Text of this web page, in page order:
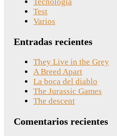
Test
Varios
Entradas recientes
They Live in the Grey
A Breed Apart
La boca del diablo
The Jurassic Games
The descent
Comentarios recientes